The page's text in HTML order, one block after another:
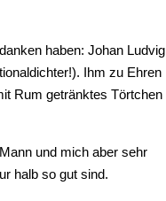
haben: Johan Ludvig
Ihm zu Ehren
Rum getränktes Törtchen
und mich aber sehr
halb so gut sind.